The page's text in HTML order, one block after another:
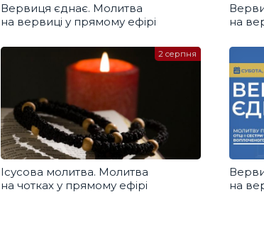
Вервиця єднає. Молитва
на вервиці у прямому ефірі
на
Ісусова молитва. Молитва
на чотках у прямому ефірі
2 серпня
на